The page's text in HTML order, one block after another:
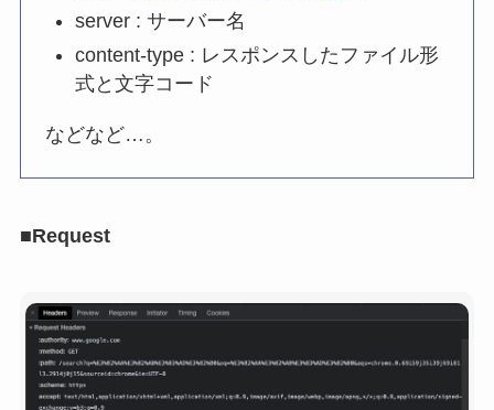
server : サーバー名
content-type : レスポンスしたファイル形
式と文字コード
などなど…。
■Request